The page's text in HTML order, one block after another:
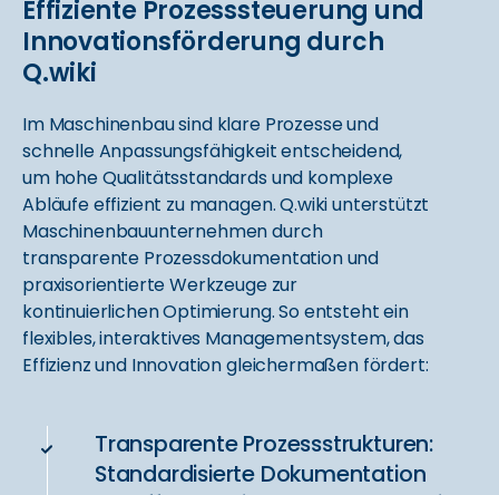
Effiziente Prozesssteuerung und
Innovationsförderung durch
Q.wiki
Im Maschinenbau sind klare Prozesse und
schnelle Anpassungsfähigkeit entscheidend,
um hohe Qualitätsstandards und komplexe
Abläufe effizient zu managen. Q.wiki unterstützt
Maschinenbauunternehmen durch
transparente Prozessdokumentation und
praxisorientierte Werkzeuge zur
kontinuierlichen Optimierung. So entsteht ein
flexibles, interaktives Managementsystem, das
Effizienz und Innovation gleichermaßen fördert:
Transparente Prozessstrukturen:
Standardisierte Dokumentation